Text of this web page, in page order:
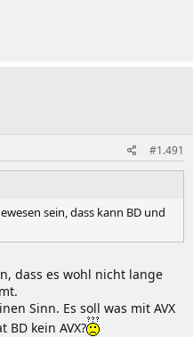
#1.491
sein, dass kann BD und
dass es wohl nicht lange
Sinn. Es soll was mit AVX
kein AVX?